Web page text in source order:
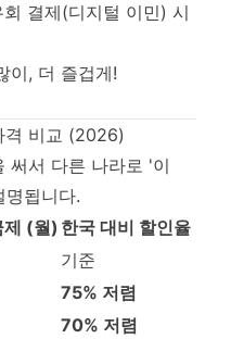
결제(디지털 이민) 시
이, 더 즐겁게!
격 비교 (2026)
써서 다른 나라로 '이
됩니다.
제 (월) 한국 대비 할인율
기준
75% 저렴
70% 저렴